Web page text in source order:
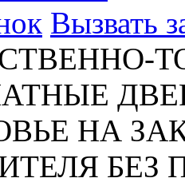
Вызвать
НА
БЕЗ